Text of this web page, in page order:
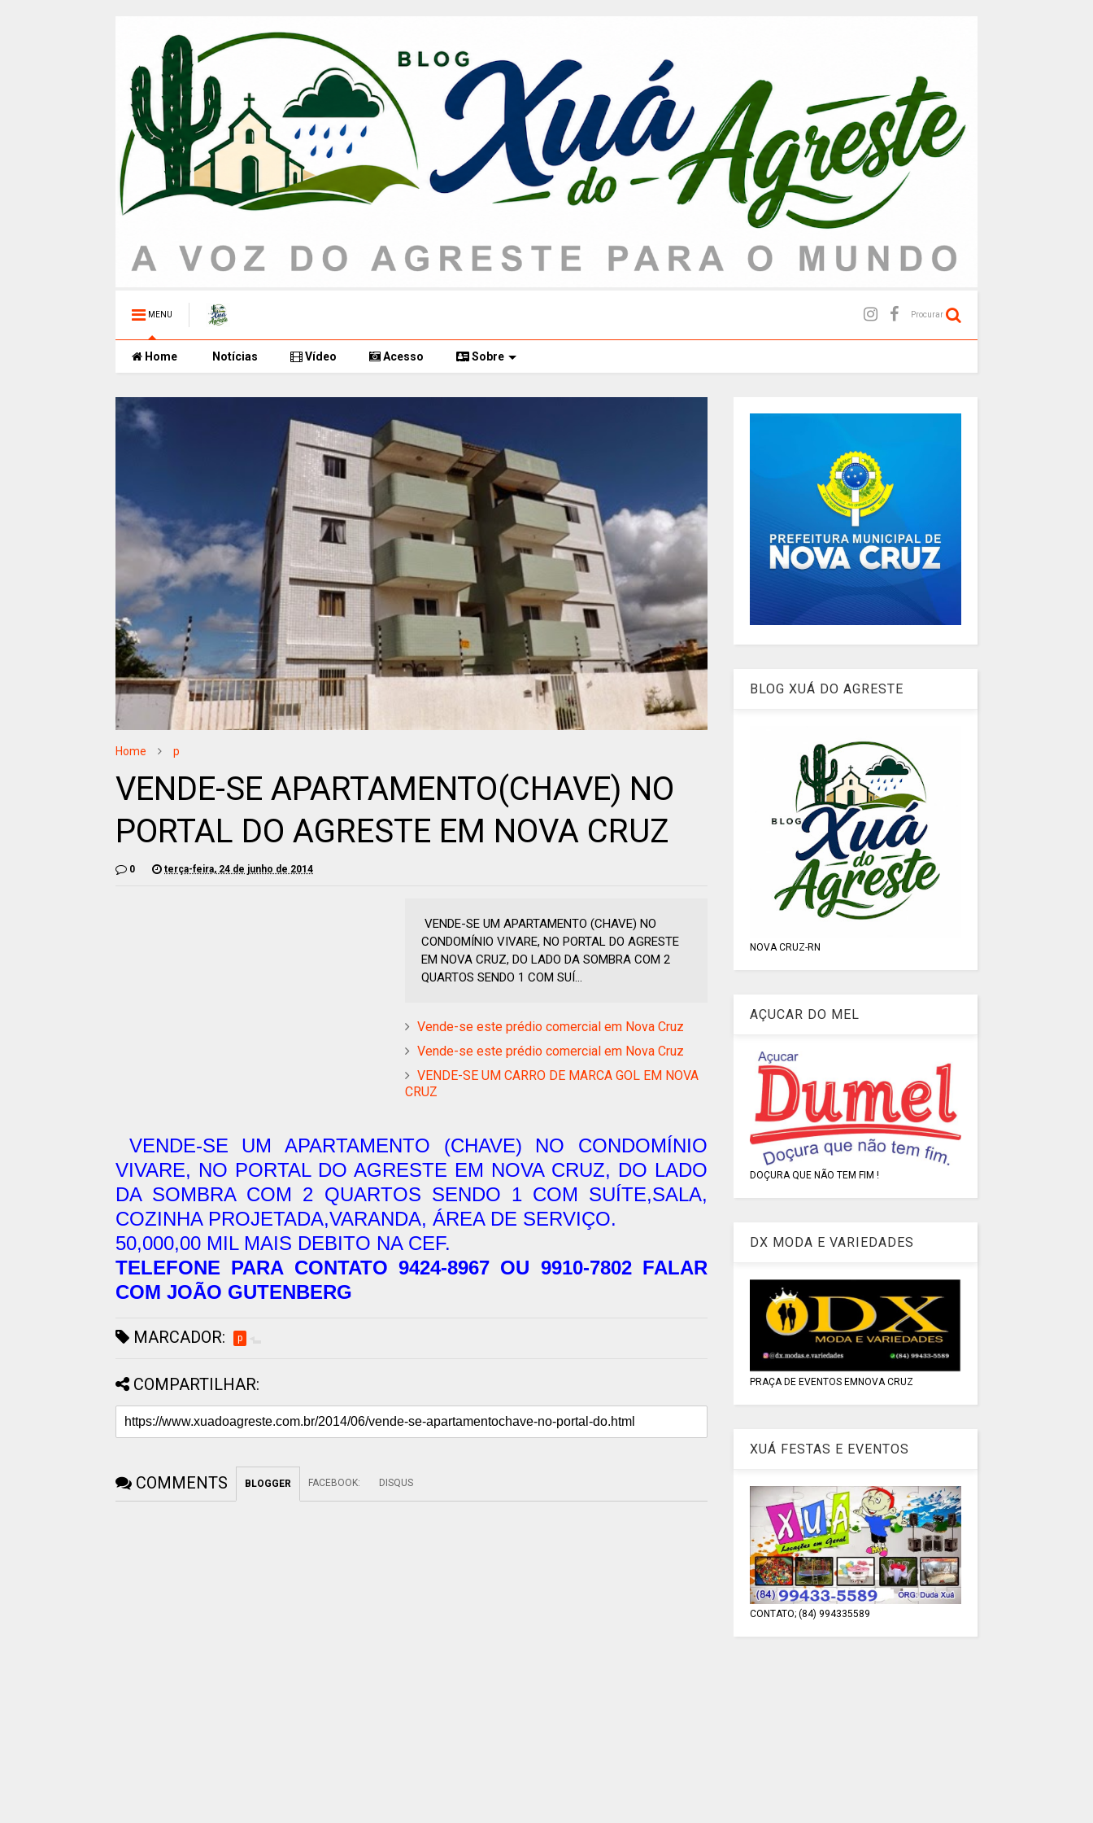
MENU Procurar
Home Notícias Vídeo Acesso Sobre
Home p
VENDE-SE APARTAMENTO(CHAVE) NO
PORTAL DO AGRESTE EM NOVA CRUZ
0 terça-feira, 24 de junho de 2014
VENDE-SE UM APARTAMENTO (CHAVE) NO
CONDOMÍNIO VIVARE, NO PORTAL DO AGRESTE
EM NOVA CRUZ, DO LADO DA SOMBRA COM 2
QUARTOS SENDO 1 COM SUÍ...
Vende-se este prédio comercial em Nova Cruz
Vende-se este prédio comercial em Nova Cruz
VENDE-SE UM CARRO DE MARCA GOL EM NOVA
CRUZ
VENDE-SE UM APARTAMENTO (CHAVE) NO CONDOMÍNIO
VIVARE, NO PORTAL DO AGRESTE EM NOVA CRUZ, DO LADO
DA SOMBRA COM 2 QUARTOS SENDO 1 COM SUÍTE,SALA,
COZINHA PROJETADA,VARANDA, ÁREA DE SERVIÇO.
50,000,00 MIL MAIS DEBITO NA CEF.
TELEFONE PARA CONTATO 9424-8967 OU 9910-7802 FALAR
COM JOÃO GUTENBERG
MARCADOR: p
COMPARTILHAR:
COMMENTS BLOGGER FACEBOOK: DISQUS
BLOG XUÁ DO AGRESTE
NOVA CRUZ-RN
AÇUCAR DO MEL
DOÇURA QUE NÃO TEM FIM !
DX MODA E VARIEDADES
PRAÇA DE EVENTOS EMNOVA CRUZ
XUÁ FESTAS E EVENTOS
CONTATO; (84) 994335589